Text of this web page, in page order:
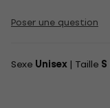
Poser une question
Sexe Unisex | Taille S